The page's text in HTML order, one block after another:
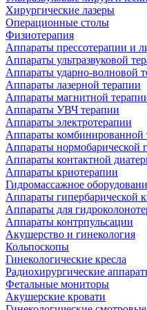
Хирургические лазеры
Операционные столы
Физиотерапия
Аппараты прессотерапии и
Аппараты ультразвуковой
Аппараты ударно-волновой
Аппараты лазерной терапии
Аппараты магнитной
Аппараты УВЧ терапии
Аппараты электротерапии
Аппараты комбинированной
Аппараты нормобарической
Аппараты контактной
Аппараты криотерапии
Гидромассажное
Аппараты гипербарической
Аппараты для
Аппараты контрпульсации
Акушерство и гинекология
Кольпоскопы
Гинекологические кресла
Радиохирургические
Фетальные мониторы
Акушерские кровати